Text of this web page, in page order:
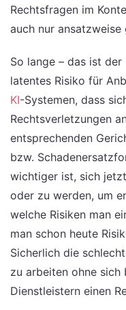
Rechtsfragen im
auch nur ansatzweise
So lange – das ist
latentes Risiko für
KI-Systemen, dass
Rechtsverletzungen
entsprechenden
bzw.
wichtiger ist, sich
oder zu werden, um
welche Risiken man
man schon heute
Sicherlich die
zu arbeiten ohne sich
Dienstleistern einen